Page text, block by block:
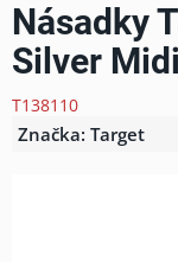
Násadky
Silver Midi
T138110
Značka: Target